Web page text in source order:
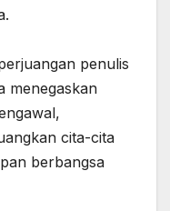
penulis
menegaskan
cita-cita
berbangsa